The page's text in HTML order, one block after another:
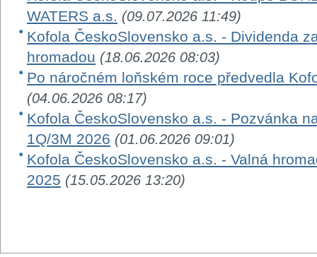
WATERS a.s. (09.07.2026 11:49)
Kofola ČeskoSlovensko a.s. - Dividenda
hromadou (18.06.2026 08:03)
Po náročném loňském roce předvedla
(04.06.2026 08:17)
Kofola ČeskoSlovensko a.s. - Pozvánka
1Q/3M 2026 (01.06.2026 09:01)
Kofola ČeskoSlovensko a.s. - Valná
2025 (15.05.2026 13:20)